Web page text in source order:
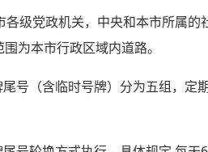
级党政机关，中央和本市所属的
为本市行政区域内道路。
号（含临时号牌）分为五组，定